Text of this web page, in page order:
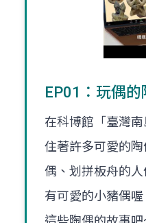
EP01：玩偶
在科博館「臺灣南
住著許多可愛的
偶、划拼板舟的
有可愛的小豬偶